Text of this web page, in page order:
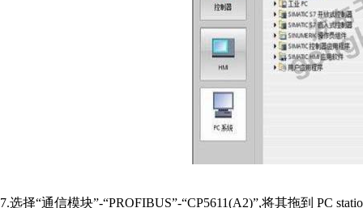
7.选择“通信模块”‐“PROFIBUS”‐“CP5611(A2)”,将其拖到 PC